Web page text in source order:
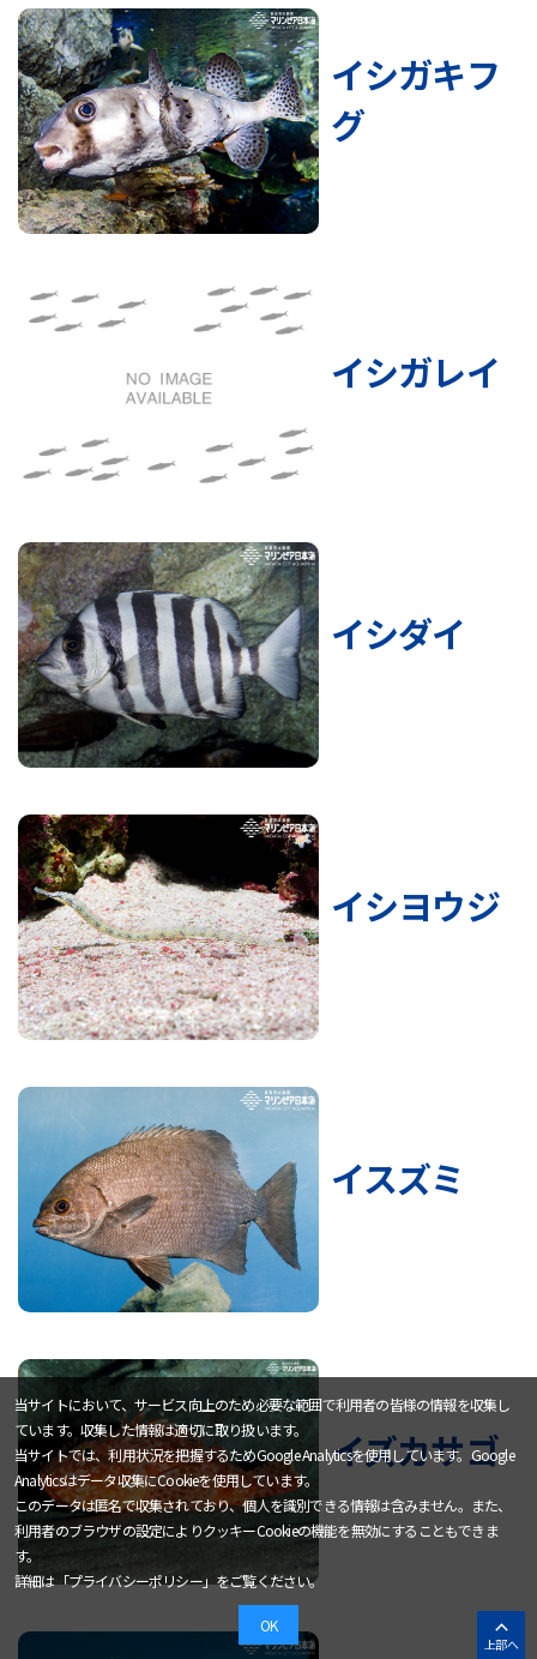
イシガキフ
グ
イシガレイ
イシダイ
イシヨウジ
イスズミ
イズカサゴ
上部へ
当サイトにおいて、サービス向上のため必要な範囲で利用者の皆様の情報を収集し
ています。収集した情報は適切に取り扱います。
当サイトでは、利用状況を把握するためGoogle Analyticsを使用しています。Google
Analyticsはデータ収集にCookieを使用しています。
このデータは匿名で収集されており、個人を識別できる情報は含みません。また、
利用者のブラウザの設定によりクッキーCookieの機能を無効にすることもできま
す。
詳細は「プライバシーポリシー」をご覧ください。
OK